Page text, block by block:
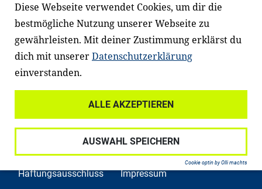
Lehrer*innen und andere
Fachexpert*innen. Dafür arbeiten wir eng
mit Ministerien, wissenschaftlichen
Einrichtungen, Verbänden, Unternehmen
und anderen Stiftungen zusammen.
Widerrufsrecht
Datenschutz
Haftungsausschluss
Impressum
Diese Webseite verwendet Cookies, um dir die
bestmögliche Nutzung unserer Webseite zu
gewährleisten. Mit deiner Zustimmung erklärst du
dich mit unsererDatenschutzerklärung
einverstanden.
ALLE AKZEPTIEREN
AUSWAHL SPEICHERN
Cookie optin by Olli machts